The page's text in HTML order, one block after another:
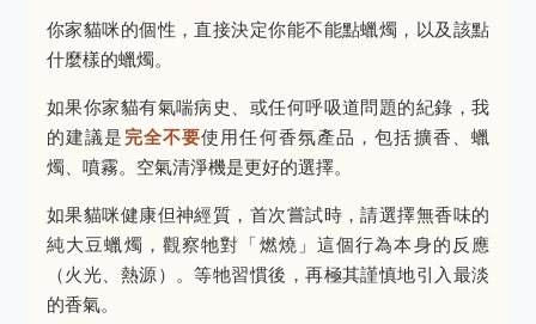
你家貓咪的個性，直接決定你能不能點蠟燭，以及該點
什麼樣的蠟燭。
如果你家貓有氣喘病史、或任何呼吸道問題的紀錄，我
的建議是 完全不要使用任何香氛產品，包括擴香、蠟
燭、噴霧。空氣清淨機是更好的選擇。
如果貓咪健康但神經質，首次嘗試時，請選擇無香味的
純大豆蠟燭，觀察牠對「燃燒」這個行為本身的反應
（火光、熱源）。等牠習慣後，再極其謹慎地引入最淡
的香氣。